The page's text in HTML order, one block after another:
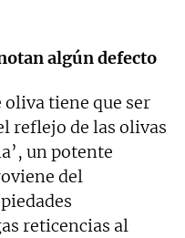
algún defecto
oliva tiene que ser
reflejo de las olivas
un potente
del
reticencias al